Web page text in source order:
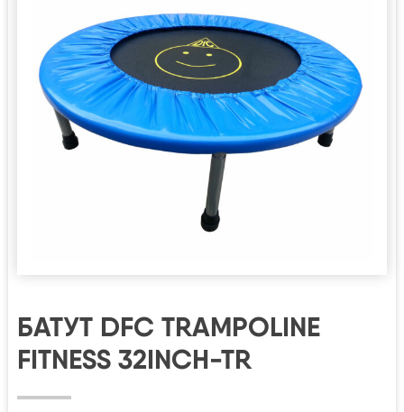
БАТУТ DFC TRAMPOLINE
FITNESS 32INCH-TR